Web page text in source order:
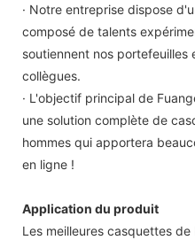
· Notre entreprise dispose
composé de talents
soutiennent nos portefeuilles
collègues.
· L'objectif principal de
une solution complète de
hommes qui apportera
en ligne !
Application du produit
Les meilleures casquettes